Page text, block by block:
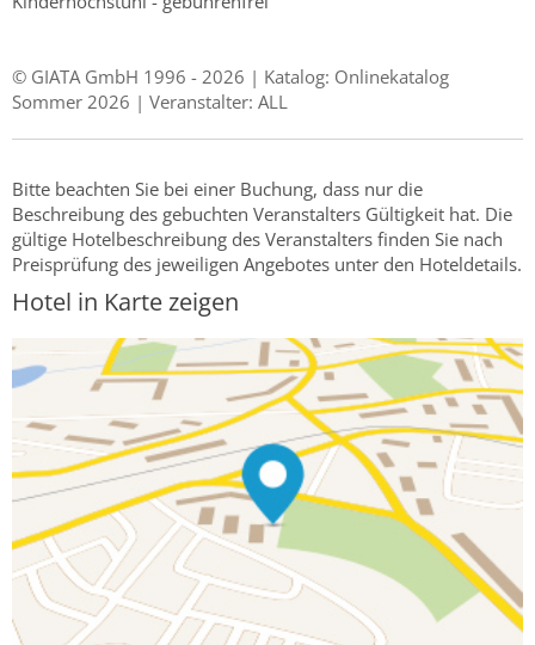
© GIATA GmbH 1996 - 2026 | Katalog: Onlinekatalog
Sommer 2026 | Veranstalter: ALL
Bitte beachten Sie bei einer Buchung, dass nur die
Beschreibung des gebuchten Veranstalters Gültigkeit hat. Die
gültige Hotelbeschreibung des Veranstalters finden Sie nach
Preisprüfung des jeweiligen Angebotes unter den Hoteldetails.
Hotel in Karte zeigen